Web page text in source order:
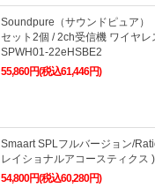
Soundpure（サウンドピュア
セット2個 / 2ch受信機 ワイヤ
SPWH01-22eHSBE2
55,860円(税込61,446円)
Smaart SPLフルバージョン/
レイショナルアコースティク
54,800円(税込60,280円)